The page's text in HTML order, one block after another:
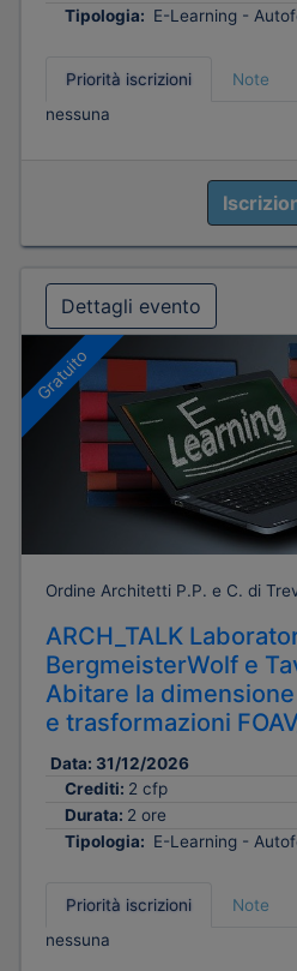
Tipologia: E-Learning -
Priorità iscrizioni
Note
nessuna
Dettagli evento
Gratuito
Ordine Architetti P.P. e C. di
ARCH_TALK
BergmeisterWolf e
Abitare la
e trasformazioni
Data: 31/12/2026
Crediti: 2 cfp
Durata: 2 ore
Tipologia: E-Learning -
Priorità iscrizioni
Note
nessuna